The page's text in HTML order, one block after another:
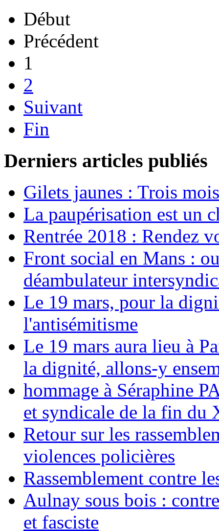
Début
Précédent
1
2
Suivant
Fin
Derniers articles publiés
Gilets jaunes : Trois
La paupérisation est un
Rentrée 2018 : Rendez
Front social en Mans :
déambulateur
Le 19 mars, pour la
l'antisémitisme
Le 19 mars aura lieu à
la dignité, allons-y
hommage à Séraphine
et syndicale de la fin du
Retour sur les
violences policières
Rassemblement contre
Aulnay sous bois :
et fasciste